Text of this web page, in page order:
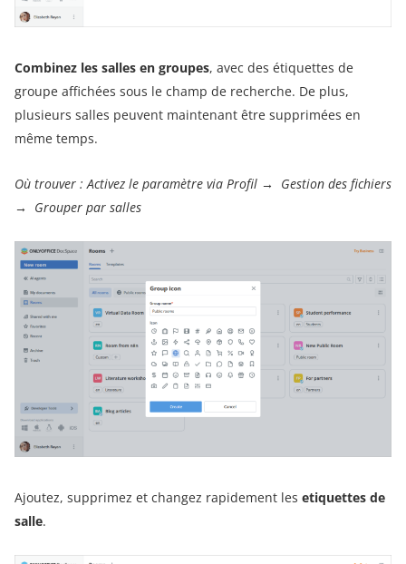
Combinez les salles en groupes, avec des étiquettes de
groupe affichées sous le champ de recherche. De plus,
plusieurs salles peuvent maintenant être supprimées en
même temps.
Où trouver :Activez le paramètre via Profil →
Gestion des fichiers
→
Grouper par salles
Ajoutez, supprimez et changez rapidement les etiquettes de
salle.